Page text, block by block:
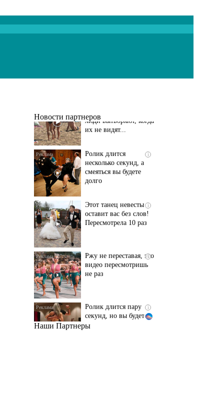
Новости партнеров
i
Ролик длится
несколько секунд, а
долго
Этот танец невесты
оставит вас без слов!
Ржу не переставая, это
Ролик длится пару
Ролик из Омска: вы
Наши Партнеры